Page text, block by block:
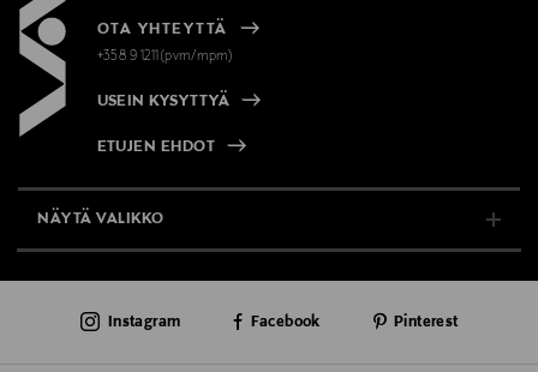
OTA YHTEYTTÄ
+358 9 1211(pvm/mpm)
USEIN KYSYTTYÄ
ETUJEN EHDOT
NÄYTÄ VALIKKO
AJANKOHTAISTA
Instagram Facebook Pinterest